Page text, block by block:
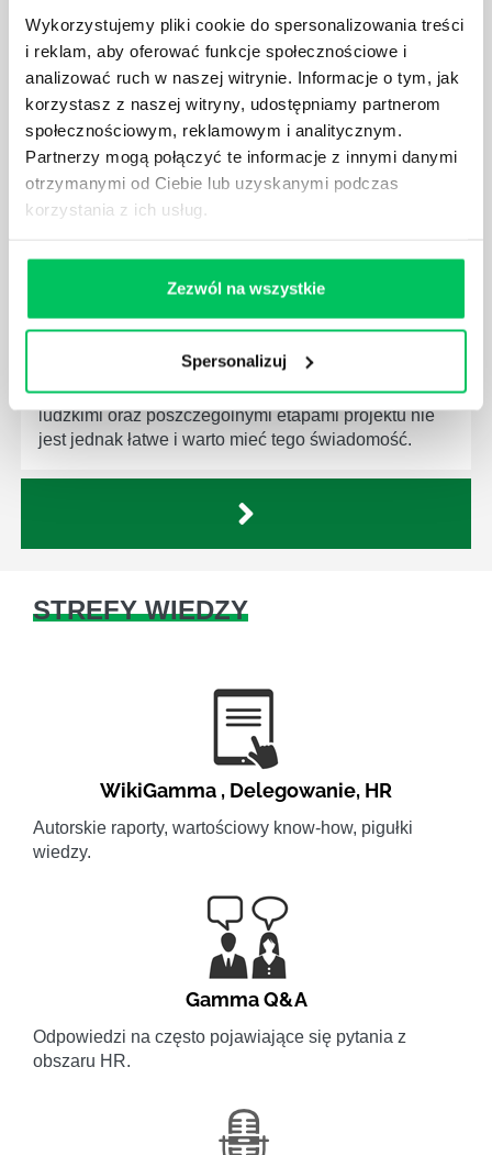
Wykorzystujemy pliki cookie do spersonalizowania treści
i reklam, aby oferować funkcje społecznościowe i
analizować ruch w naszej witrynie. Informacje o tym, jak
korzystasz z naszej witryny, udostępniamy partnerom
społecznościowym, reklamowym i analitycznym.
Partnerzy mogą połączyć te informacje z innymi danymi
otrzymanymi od Ciebie lub uzyskanymi podczas
korzystania z ich usług.
Zezwól na wszystkie
Spersonalizuj
JAK BRYGADZISTA MOŻE ROZWINĄĆ SWOJE
KOMPETENCJE MENEDŻERSKIE?
Menedżer to niezwykle ważne stanowisko w każdej
firmie. Osoba je pełniąca jest w pełni odpowiedzialna
za realizację działań podległych mu osób oraz
działu.
KAŻDY MENEDŻER?
Istnieje wiele metod zarządzania, które mogą okazać
się niezwykle przydatne. Zarządzanie zasobami
ludzkimi oraz poszczególnymi etapami projektu nie
jest jednak łatwe i warto mieć tego świadomość.
STREFY WIEDZY
WikiGamma , Delegowanie, HR
Autorskie raporty, wartościowy know-how, pigułki
wiedzy.
Gamma Q&A
Odpowiedzi na często pojawiające się pytania z
obszaru HR.